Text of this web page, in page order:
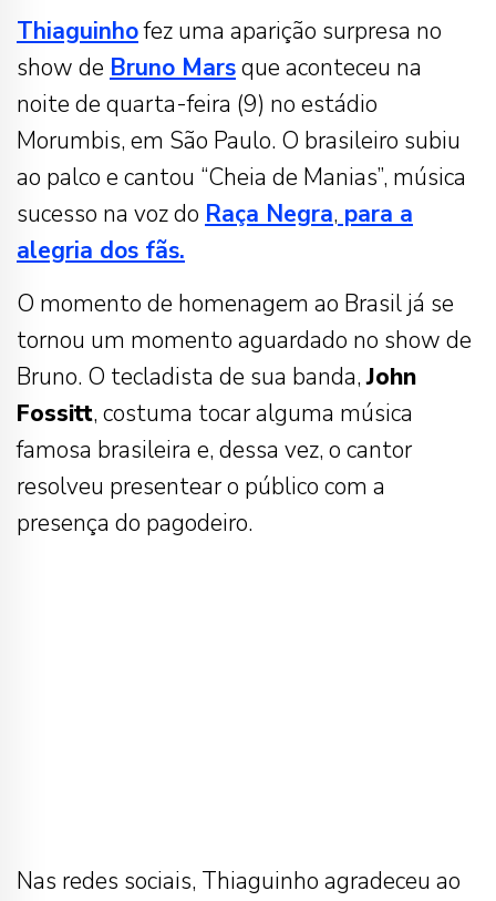
Thiaguinhofez uma aparição surpresa no
show de Bruno Marsque aconteceu na
noite de quarta-feira (9) no estádio
Morumbis, em São Paulo. O brasileiro subiu
ao palco e cantou “Cheia de Manias”, música
sucesso na voz do Raça Negra, para a
alegria dos fãs.
O momento de homenagem ao Brasil já se
tornou um momento aguardado no show de
Bruno. O tecladista de sua banda,John
Fossitt, costuma tocar alguma música
famosa brasileira e, dessa vez, o cantor
resolveu presentear o público com a
presença do pagodeiro.
Nas redes sociais, Thiaguinho agradeceu ao